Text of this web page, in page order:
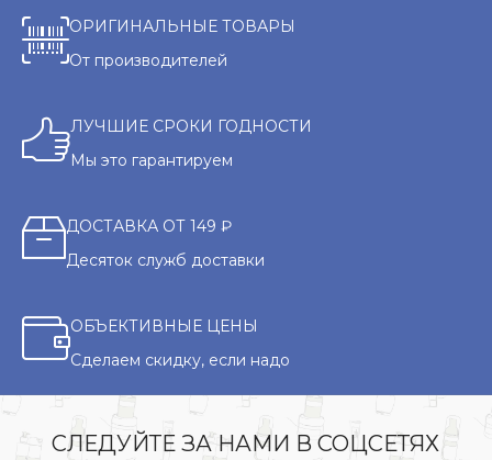
ОРИГИНАЛЬНЫЕ ТОВАРЫ
От производителей
ЛУЧШИЕ СРОКИ ГОДНОСТИ
Мы это гарантируем
ДОСТАВКА ОТ 149 ₽
Десяток служб доставки
ОБЪЕКТИВНЫЕ ЦЕНЫ
Сделаем скидку, если надо
СЛЕДУЙТЕ ЗА НАМИ В СОЦСЕТЯХ